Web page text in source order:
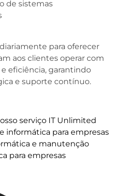
de sistemas
para oferecer
aos clientes operar com
eficiência, garantindo
e suporte contínuo.
serviço IT Unlimited
informática para empresas
e manutenção
para empresas